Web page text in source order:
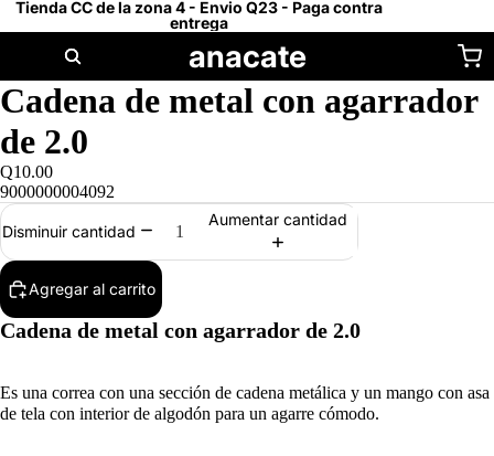
Tienda CC de la zona 4 - Envio Q23 - Paga contra
entrega
anacate
Cadena de metal con agarrador
de 2.0
Q10.00
9000000004092
Disminuir cantidad
Aumentar cantidad
Agregar al carrito
Cadena de metal con agarrador de 2.0
Es una correa con una sección de cadena metálica y un mango con asa
de tela con interior de algodón para un agarre cómodo.